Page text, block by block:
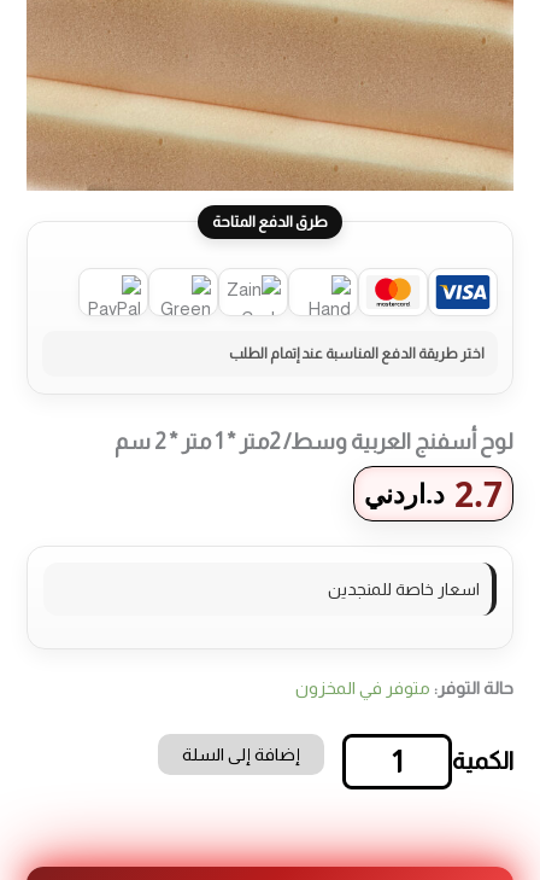
طرق الدفع المتاحة
لوح أسفنج العربية وسط/ 2متر * 1 متر * 2 سم
2.7 د.اردني
اسعار خاصة للمنجدين
حالة التوفر: متوفر في المخزون
كمية
العربية
وسط/
إضافة إلى السلة